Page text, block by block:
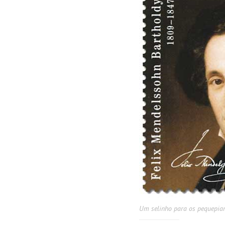
Um selinho para os